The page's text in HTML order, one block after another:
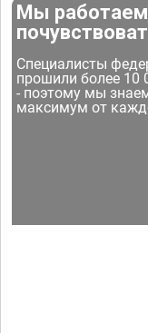
Мы
Специалисты
прошили более 10
- поэтому мы
максимум от